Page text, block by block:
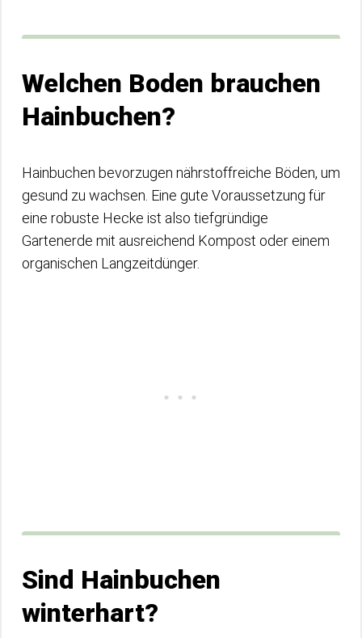
Welchen Boden brauchen
Hainbuchen?
Hainbuchen bevorzugen nährstoffreiche Böden, um
gesund zu wachsen. Eine gute Voraussetzung für
eine robuste Hecke ist also tiefgründige
Gartenerde mit ausreichend Kompost oder einem
organischen Langzeitdünger.
Sind Hainbuchen
winterhart?